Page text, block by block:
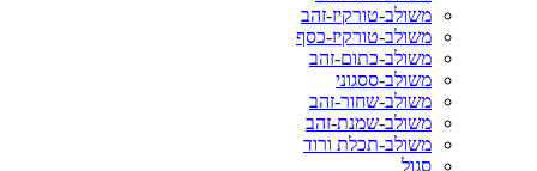
משולב-טורקיז-זהב
משולב-טורקיז-כסף
משולב-כתום-זהב
משולב-ססגוני
משולב-שחור-זהב
משולב-שמנת-זהב
משולב-תכלת ורוד
סגול